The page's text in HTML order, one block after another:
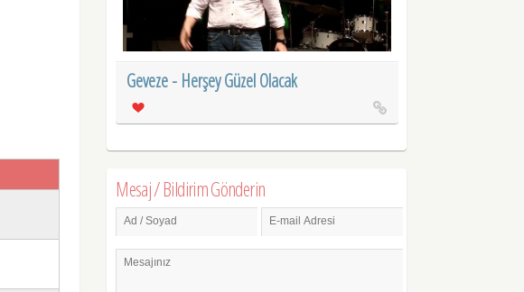
Geveze - Herşey Güzel Olacak
Mesaj / Bildirim Gönderin
Ad / Soyad E-mail Adresi
Mesajınız